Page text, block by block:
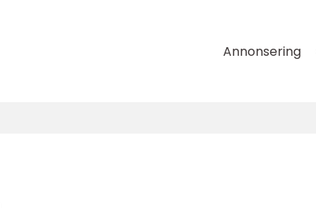
Annonsering